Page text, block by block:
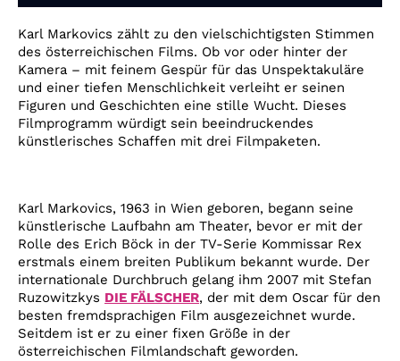
Account
Suche
Karl Markovics zählt zu den vielschichtigsten Stimmen
des österreichischen Films. Ob vor oder hinter der
Kamera – mit feinem Gespür für das Unspektakuläre
und einer tiefen Menschlichkeit verleiht er seinen
Figuren und Geschichten eine stille Wucht. Dieses
Filmprogramm würdigt sein beeindruckendes
künstlerisches Schaffen mit drei Filmpaketen.
Karl Markovics, 1963 in Wien geboren, begann seine
künstlerische Laufbahn am Theater, bevor er mit der
Rolle des Erich Böck in der TV-Serie Kommissar Rex
erstmals einem breiten Publikum bekannt wurde. Der
internationale Durchbruch gelang ihm 2007 mit Stefan
Ruzowitzkys DIE FÄLSCHER, der mit dem Oscar für den
besten fremdsprachigen Film ausgezeichnet wurde.
Seitdem ist er zu einer fixen Größe in der
österreichischen Filmlandschaft geworden.